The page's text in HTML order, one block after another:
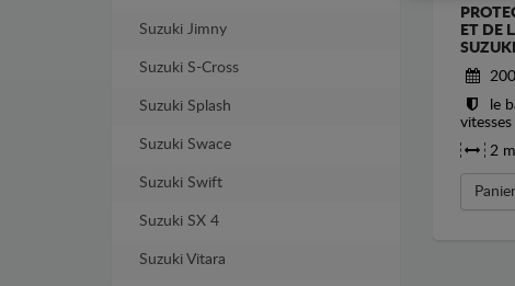
Suzuki Jimny
Suzuki S-Cross
Suzuki Splash
Suzuki Swace
Suzuki Swift
Suzuki SX 4
Suzuki Vitara
ET DE
le
vitesses
2
Panier